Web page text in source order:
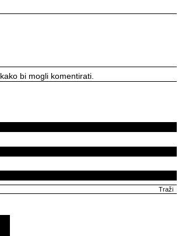
kako bi mogli komentirati.